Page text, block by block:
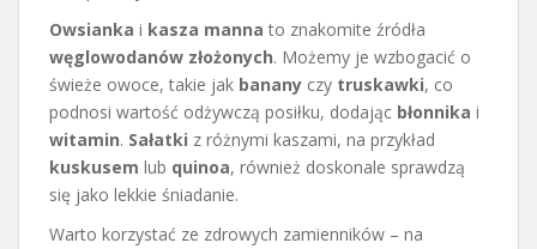
Owsianka i kasza manna to znakomite źródła
węglowodanów złożonych. Możemy je wzbogacić o
świeże owoce, takie jak banany czy truskawki, co
podnosi wartość odżywczą posiłku, dodając błonnika i
witamin. Sałatki z różnymi kaszami, na przykład
kuskusem lub quinoa, również doskonale sprawdzą
się jako lekkie śniadanie.
Warto korzystać ze zdrowych zamienników – na